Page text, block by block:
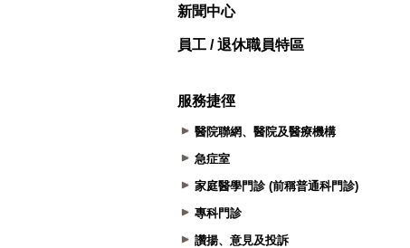
新聞中心
員工 / 退休職員特區
服務捷徑
醫院聯網、醫院及醫療機構
急症室
家庭醫學門診 (前稱普通科門診)
專科門診
讚揚、意見及投訴